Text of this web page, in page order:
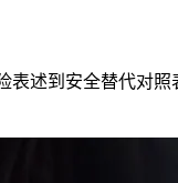
述到安全替代对照